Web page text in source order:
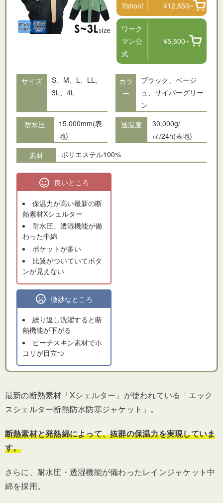
Yahoo! ¥12,850~
ワーク
マン公
式
¥5,800~
サイズ
S、M、L、LL、
3L、4L
カラ
ー
ブラック、ベージ
ュ、サイバーグリー
ン
耐水圧
15,000mm(表
地)
透湿度
30,000g/
㎡/24h(表地)
素材
ポリエステル100%
良いところ
保温力が高い最新の断
熱素材Xシェルター
耐水圧、透湿機能が備
わった中綿
ポケットが多い
比翼がついていてボタ
ンが見えない
微妙なところ
繰り返し洗濯すると断
熱機能が下がる
ピーチスキン素材でホ
コリが目立つ
最新の断熱素材「Xシェルター」が使われている「エック
スシェルター断熱防水防寒ジャケット」。
断熱素材と発熱綿によって、抜群の保温力を実現していま
す。
さらに、耐水圧・透湿機能が備わったレインジャケット中
綿を採用。